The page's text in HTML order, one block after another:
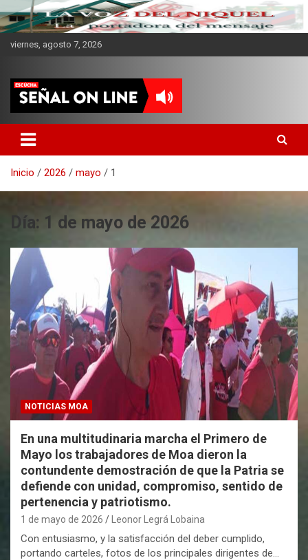
viernes, agosto 7, 2026
CMKV La Portadora del
Mensaje
Inicio 2026 mayo 1
Día: 1 de mayo de 2026
NOTICIAS MOA
En una multitudinaria marcha el Primero de
Mayo los trabajadores de Moa dieron la
contundente demostración de que la Patria se
defiende con unidad, compromiso, sentido de
pertenencia y patriotismo.
1 de mayo de 2026 Leonor Legrá Lobaina
Con entusiasmo, y la satisfacción del deber cumplido,
portando carteles, fotos de los principales dirigentes de…